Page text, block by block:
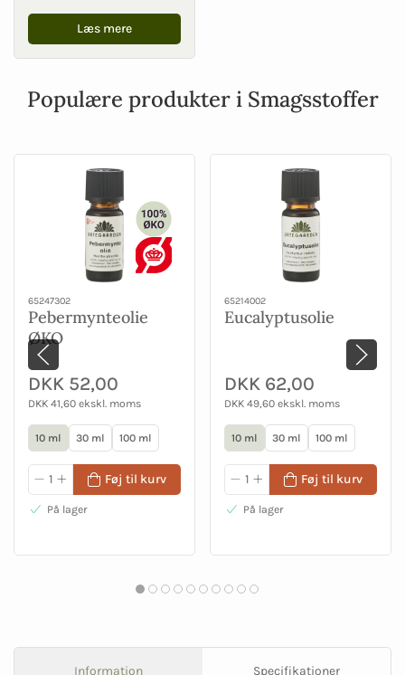
Læs mere
Populære produkter i Smagsstoffer
65247302
Pebermynteolie
ØKO
DKK 52,00
DKK 41,60 ekskl. moms
10 ml 30 ml 100 ml
Føj til kurv
På lager
65214002
Eucalyptusolie
DKK 62,00
DKK 49,60 ekskl. moms
10 ml 30 ml 100 ml
Føj til kurv
På lager
Information Specifikationer